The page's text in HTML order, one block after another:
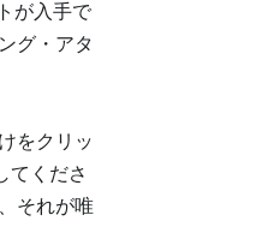
が入手で
グ・アタ
をクリッ
てくださ
それが唯